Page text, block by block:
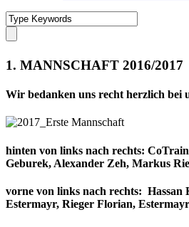
1. MANNSCHAFT 2016/2017
Wir bedanken uns recht herzlich bei
hinten von links nach rechts:
Geburek, Alexander Zeh, Markus
vorne von links nach rechts:
Estermayr, Rieger Florian,